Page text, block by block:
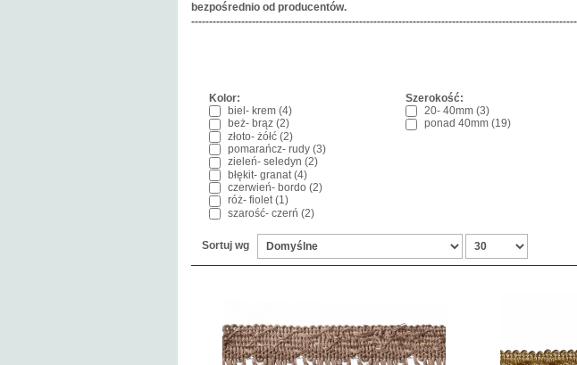
bezpośrednio od producentów.
Kolor:
biel- krem (4)
beż- brąz (2)
złoto- żółć (2)
pomarańcz- rudy (3)
zieleń- seledyn (2)
błękit- granat (4)
czerwień- bordo (2)
róż- fiolet (1)
szarość- czerń (2)
Szerokość:
20- 40mm (3)
ponad 40mm (19)
Sortuj wg